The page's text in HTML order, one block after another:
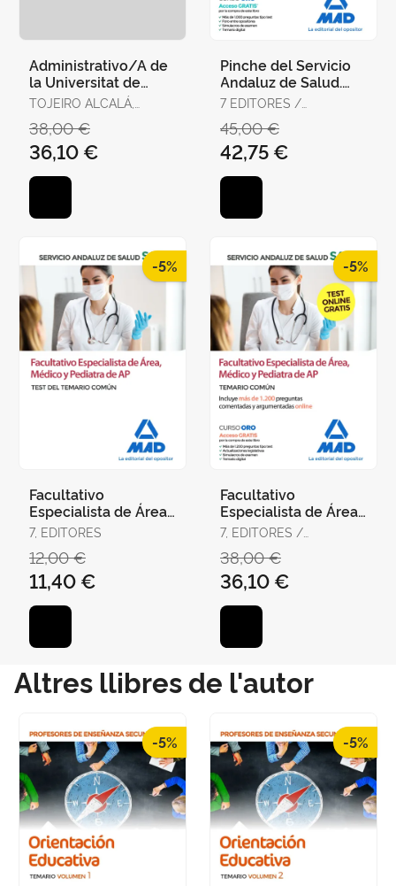
Administrativo/A de
la Universitat de
València. Temario,
Test y Supuestos
Prácti
TOJEIRO ALCALÁ,
38,00 €
36,10 €
Pinche del Servicio
Andaluz de Salud.
Temario Específico
7 EDITORES /
JOSÉ MANUEL /
SERRANO BARCENA,
ANA MARÍA /
GONZÁLEZ CABALLERO,
45,00 €
42,75 €
-5%
Facultativo
Especialista de Área,
Médico y Pediatra de
Atención Primaria del
Ser
7, EDITORES
12,00 €
11,40 €
-5%
Facultativo
Especialista de Área,
Médico y Pediatra de
Atención Primaria del
Ser
7, EDITORES /
FRANCISCO ENRIQUE /
GÓMEZ MARTÍNEZ,
DOMINGO / GUERRERO
ARROYO, JOSÉ
38,00 €
36,10 €
Altres llibres de l'autor
-5% -5%